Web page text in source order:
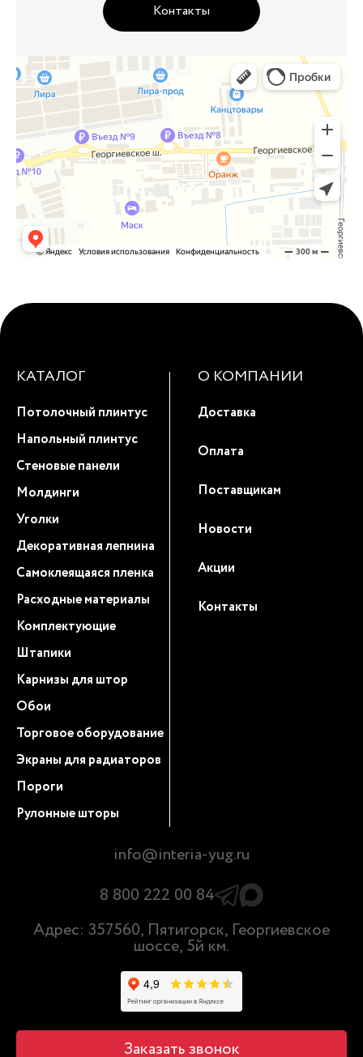
Контакты
КАТАЛОГ
Потолочный плинтус
Напольный плинтус
Стеновые панели
Молдинги
Уголки
Декоративная лепнина
Самоклеящаяся пленка
Расходные материалы
Комплектующие
Штапики
Карнизы для штор
Обои
Торговое оборудование
Экраны для радиаторов
Пороги
Рулонные шторы
О КОМПАНИИ
Доставка
Оплата
Поставщикам
Новости
Акции
Контакты
info@interia-yug.ru
8 800 222 00 84
Адрес: 357560, Пятигорск, Георгиевское
шоссе, 5й км.
Заказать звонок